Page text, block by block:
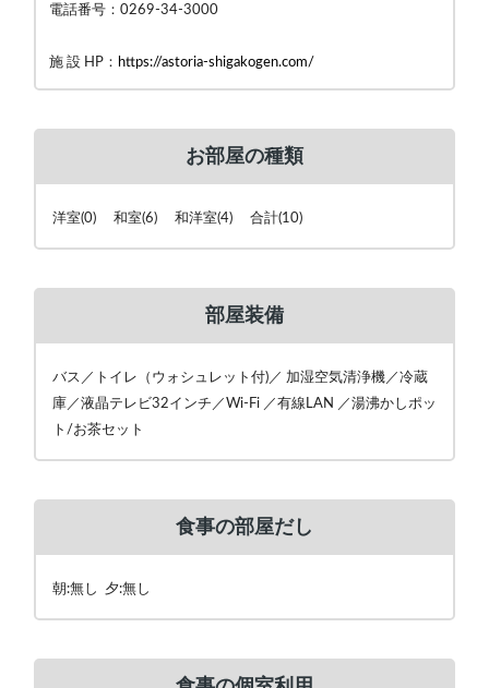
電話番号：0269-34-3000
施 設 HP： https://astoria-shigakogen.com/
お部屋の種類
洋室(0) 和室(6) 和洋室(4) 合計(10)
部屋装備
バス／トイレ（ウォシュレット付)／ 加湿空気清浄機／冷蔵
庫／液晶テレビ32インチ／Wi-Fi ／有線LAN ／湯沸かしポッ
ト/お茶セット
食事の部屋だし
朝:無し 夕:無し